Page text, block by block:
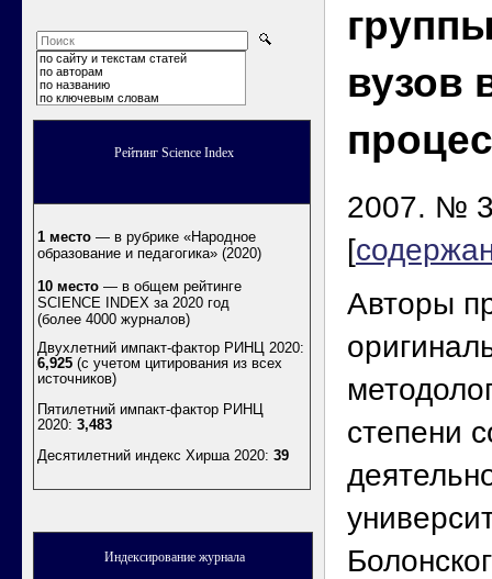
по сайту и текстам статей
по авторам
по названию
по ключевым словам
Рейтинг Science Index
1 место — в рубрике «Народное
образование и педагогика» (2020)
10 место — в общем рейтинге
SCIENCE INDEX за 2020 год
(более 4000 журналов)
Двухлетний импакт-фактор РИНЦ 2020:
6,925 (с учетом цитирования из всех
источников)
Пятилетний импакт-фактор РИНЦ
2020: 3,483
Десятилетний индекс Хирша 2020: 39
Индексирование журнала
вузов
2007. №
[
Авторы
степени